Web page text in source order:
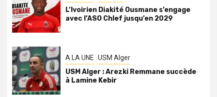
L’Ivoirien Diakité Ousmane s’engage
avec l’ASO Chlef jusqu’en 2029
A LA UNE USM Alger
USM Alger : Arezki Remmane succède
à Lamine Kebir